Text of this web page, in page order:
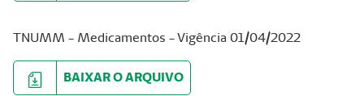
TNUMM - Medicamentos - Vigência 01/04/2022
BAIXAR O ARQUIVO